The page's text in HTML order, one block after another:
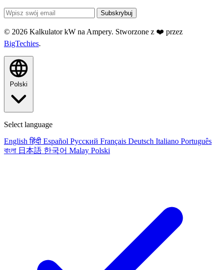
Subskrybuj
© 2026 Kalkulator kW na Ampery. Stworzone z ❤️ przez
BigTechies.
Polski
Select language
English हिंदी Español Русский Français Deutsch Italiano Português
বাংলা 日本語 한국어 Malay Polski